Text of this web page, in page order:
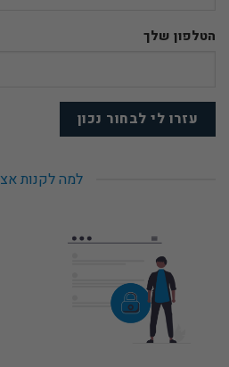
הטלפון שלך
למה לקנות